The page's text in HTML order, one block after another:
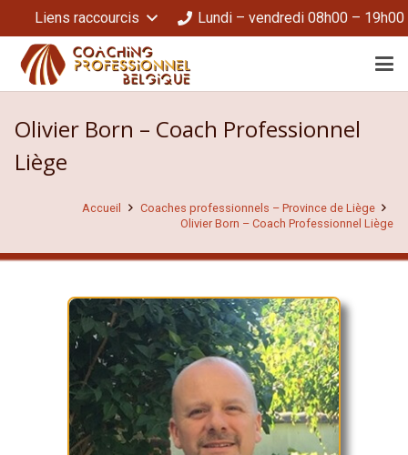
Liens raccourcis Lundi – vendredi 08h00 – 19h00
Olivier Born – Coach Professionnel
Liège
Accueil
Coaches professionnels – Province de Liège
Olivier Born – Coach Professionnel Liège